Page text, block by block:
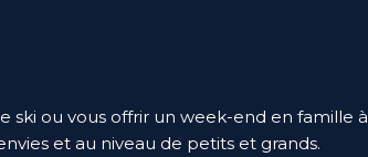
ou vous offrir un week-end en famille
et au niveau de petits et grands.